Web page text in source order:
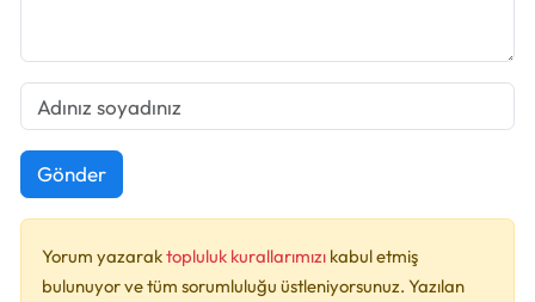
Gönder
Yorum yazaraktopluluk kurallarımızı kabul etmiş
bulunuyor ve tüm sorumluluğu üstleniyorsunuz. Yazılan